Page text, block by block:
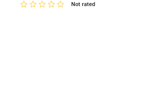
Not rated